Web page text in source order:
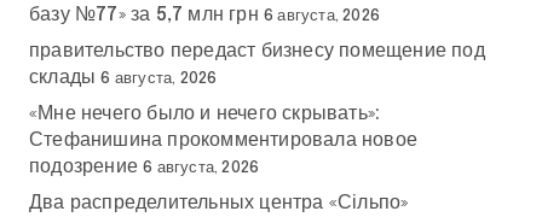
базу №77» за 5,7 млн грн 6 августа, 2026
правительство передаст бизнесу помещение под
склады 6 августа, 2026
«Мне нечего было и нечего скрывать»:
Стефанишина прокомментировала новое
подозрение 6 августа, 2026
Два распределительных центра «Сільпо»